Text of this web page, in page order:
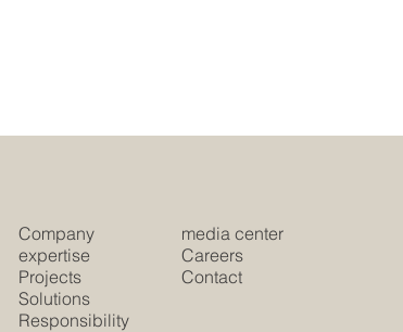
Company
expertise
Projects
Solutions
Responsibility
media center
Careers
Contact